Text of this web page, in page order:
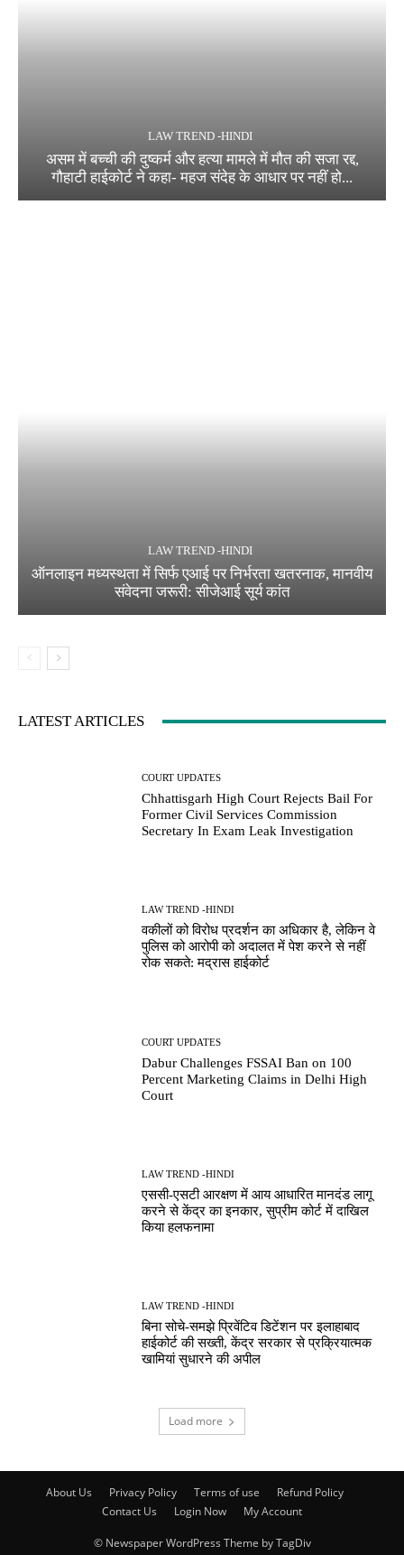
LAW TREND -HINDI
असम में बच्ची की दुष्कर्म और हत्या मामले में मौत की सजा रद्द,
गौहाटी हाईकोर्ट ने कहा- महज संदेह के आधार पर नहीं हो...
LAW TREND -HINDI
ऑनलाइन मध्यस्थता में सिर्फ एआई पर निर्भरता खतरनाक, मानवीय
संवेदना जरूरी: सीजेआई सूर्य कांत
LATEST ARTICLES
COURT UPDATES
Chhattisgarh High Court Rejects Bail For
Former Civil Services Commission
Secretary In Exam Leak Investigation
LAW TREND -HINDI
वकीलों को विरोध प्रदर्शन का अधिकार है, लेकिन वे
पुलिस को आरोपी को अदालत में पेश करने से नहीं
रोक सकते: मद्रास हाईकोर्ट
COURT UPDATES
Dabur Challenges FSSAI Ban on 100
Percent Marketing Claims in Delhi High
Court
LAW TREND -HINDI
एससी-एसटी आरक्षण में आय आधारित मानदंड लागू
करने से केंद्र का इनकार, सुप्रीम कोर्ट में दाखिल
किया हलफनामा
LAW TREND -HINDI
बिना सोचे-समझे प्रिवेंटिव डिटेंशन पर इलाहाबाद
हाईकोर्ट की सख्ती, केंद्र सरकार से प्रक्रियात्मक
खामियां सुधारने की अपील
Load more
About Us Privacy Policy Terms of use
Refund Policy
Contact Us
Login Now My Account
© Newspaper WordPress Theme by TagDiv